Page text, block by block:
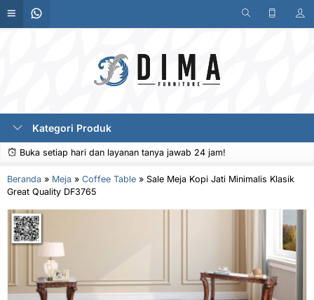
Kategori Produk
Buka setiap hari dan layanan tanya jawab 24 jam!
Beranda » Meja » Coffee Table » Sale Meja Kopi Jati Minimalis Klasik
Great Quality DF3765